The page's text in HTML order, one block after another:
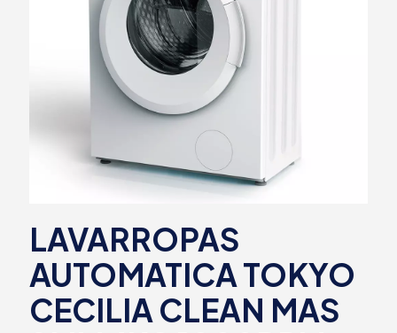
LAVARROPAS
AUTOMATICA TOKYO
CECILIA CLEAN MAS